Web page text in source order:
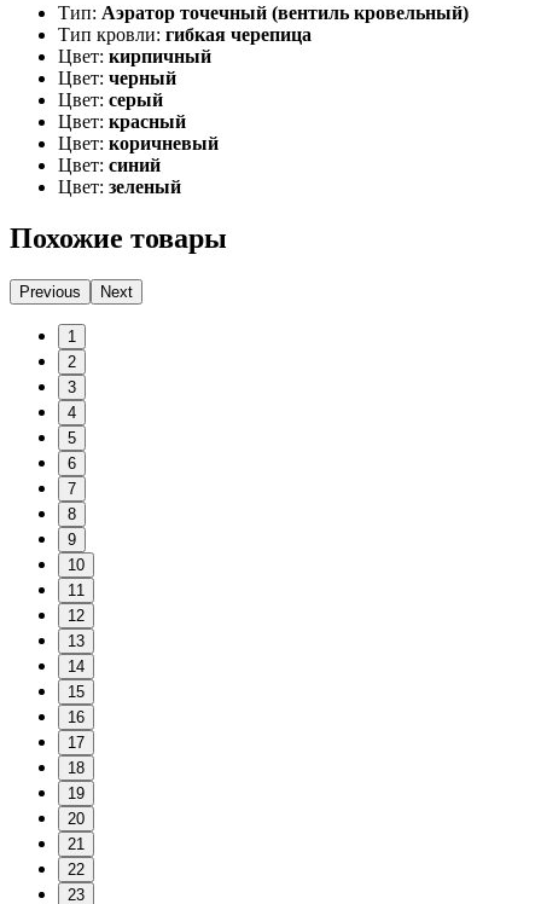
Тип: Аэратор точечный (вентиль кровельный)
Тип кровли: гибкая черепица
Цвет: кирпичный
Цвет: черный
Цвет: серый
Цвет: красный
Цвет: коричневый
Цвет: синий
Цвет: зеленый
Похожие товары
Previous Next
1
2
3
4
5
6
7
8
9
10
11
12
13
14
15
16
17
18
19
20
21
22
23